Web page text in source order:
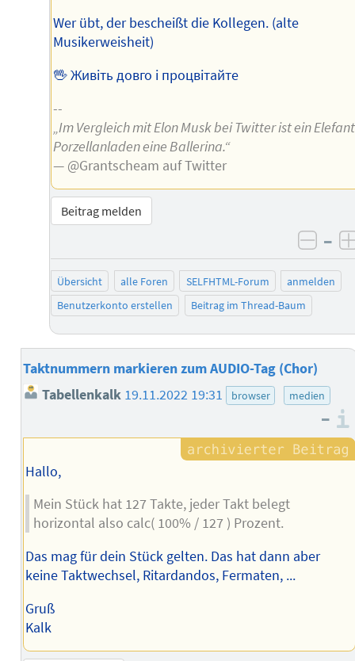
Wer übt, der bescheißt die Kollegen. (alte
Musikerweisheit)
🖖 Живіть довго і процвітайте
--
„Im Vergleich mit Elon Musk bei Twitter ist ein
Porzellanladen eine Ballerina.“
— @Grantscheam auf Twitter
Beitrag melden
–
Übersicht alle Foren SELFHTML-Forum
anmelden
Benutzerkonto erstellen
Beitrag im Thread-Baum
Taktnummern markieren zum AUDIO-Tag (Chor)
Tabellenkalk 19.11.2022 19:31 browser medien
–
Hallo,
Mein Stück hat 127 Takte, jeder Takt belegt
horizontal also calc( 100% / 127 ) Prozent.
Das mag für dein Stück gelten. Das hat dann aber
keine Taktwechsel, Ritardandos, Fermaten, ...
Gruß
Kalk